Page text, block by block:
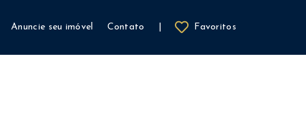
Anuncie seu imóvel Contato Favoritos